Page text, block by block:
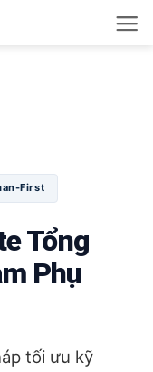
First
Tổng
Phụ
tối ưu kỹ